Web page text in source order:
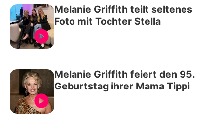
Melanie Griffith teilt seltenes
Foto mit Tochter Stella
Melanie Griffith feiert den 95.
Geburtstag ihrer Mama Tippi